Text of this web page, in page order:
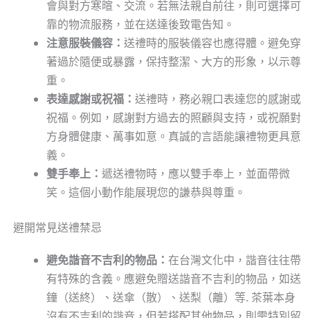
會與對方寒暄、交流。若無法親自前往，則可選擇可
靠的物流服務，並在送達後致電告知。
注意服裝儀容： 送禮時的服裝儀容也應得體。避免穿
著過於隨便或暴露，保持整潔、大方的形象，以示尊
重。
表達感謝或祝福： 送禮時，務必親口表達您的感謝或
祝福。例如，感謝對方過去的照顧與支持，或祝願對
方身體健康、萬事如意。真誠的言語能讓禮物更具意
義。
雙手奉上： 遞送禮物時，應以雙手奉上，並面帶微
笑。這個小動作能展現您的謙恭與尊重。
避開常見送禮禁忌
避免諧音不吉利的物品： 在台灣文化中，諧音往往帶
有特殊的含義。應避免贈送諧音不吉利的物品，如送
鐘（送終）、送傘（散）、送梨（離）等. 茶葉本身